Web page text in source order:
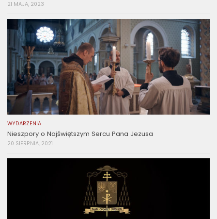
21 MAJA, 2023
WYDARZENIA
Nieszpory o Najświętszym Sercu Pana Jezusa
20 SIERPNIA, 2021